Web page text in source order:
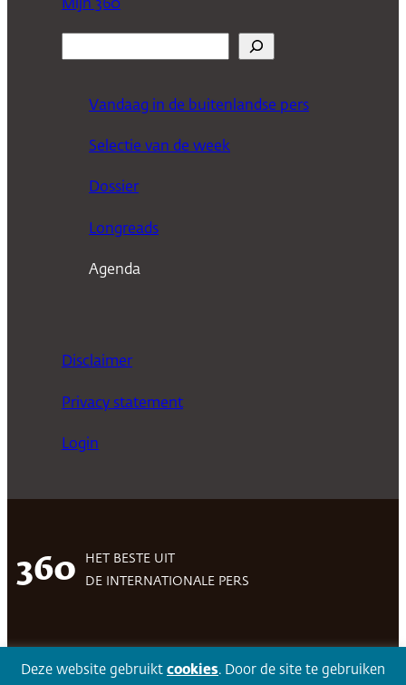
Mijn 360
Vandaag in de buitenlandse pers
Selectie van de week
Dossier
Longreads
Agenda
Disclaimer
Privacy statement
Login
360
HET BESTE UIT
DE INTERNATIONALE PERS
Volg 360Facebook LinkedIn Twitter
Deze website gebruikt cookies. Door de site te gebruiken